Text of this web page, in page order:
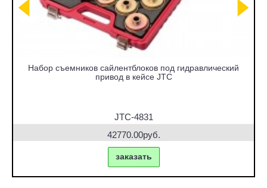
Набор съемников сайлентблоков под гидравлический
привод в кейсе JTC
JTC-4831
42770.00руб.
заказать